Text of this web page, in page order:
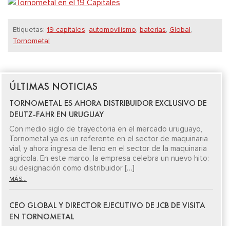
Etiquetas: 19 capitales, automovilismo, baterías, Global,
Tornometal
ÚLTIMAS NOTICIAS
TORNOMETAL ES AHORA DISTRIBUIDOR EXCLUSIVO DE
DEUTZ-FAHR EN URUGUAY
Con medio siglo de trayectoria en el mercado uruguayo,
Tornometal ya es un referente en el sector de maquinaria
vial, y ahora ingresa de lleno en el sector de la maquinaria
agrícola. En este marco, la empresa celebra un nuevo hito:
su designación como distribuidor […]
MÁS...
CEO GLOBAL Y DIRECTOR EJECUTIVO DE JCB DE VISITA
EN TORNOMETAL